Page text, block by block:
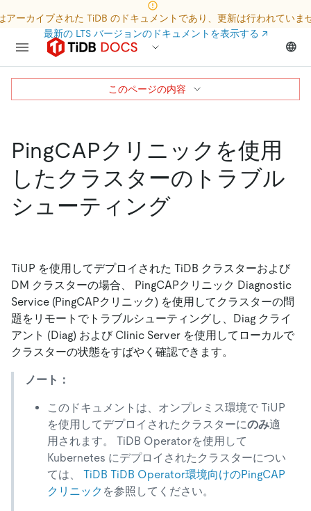
アーカイブされた TiDB のドキュメントであり、更新は行われていま
最新の LTS バージョンのドキュメントを表示する ↗
PingCAPクリニックを使用
したクラスターのトラブル
シューティング
TiUP を使用してデプロイされた TiDB クラスターおよび
DM クラスターの場合、 PingCAPクリニック Diagnostic
Service (PingCAPクリニック) を使用してクラスターの問
題をリモートでトラブルシューティングし、Diag クライ
アント (Diag) および Clinic Server を使用してローカルで
クラスターの状態をすばやく確認できます。
ノート：
このドキュメントは、オンプレミス環境で TiUP
を使用してデプロイされたクラスターにのみ適
用されます。 TiDB Operatorを使用して
Kubernetes にデプロイされたクラスターについ
ては、 TiDB TiDB Operator環境向けのPingCAP
クリニック を参照してください。
このページの内容